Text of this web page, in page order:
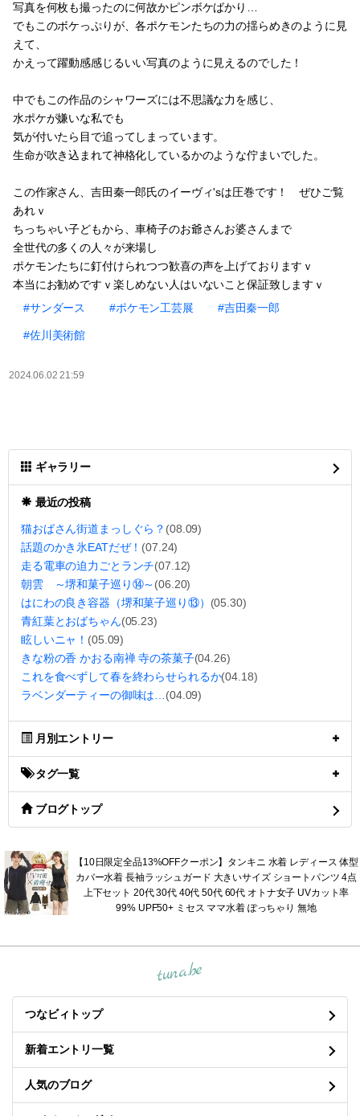
写真を何枚も撮ったのに何故かピンボケばかり…
でもこのボケっぷりが、各ポケモンたちの力の揺らめきのように見
えて、
かえって躍動感感じるいい写真のように見えるのでした！
中でもこの作品のシャワーズには不思議な力を感じ、
水ポケが嫌いな私でも
気が付いたら目で追ってしまっています。
生命が吹き込まれて神格化しているかのような佇まいでした。
この作家さん、吉田秦一郎氏のイーヴィ'sは圧巻です！ ぜひご覧
あれｖ
ちっちゃい子どもから、車椅子のお爺さんお婆さんまで
全世代の多くの人々が来場し
ポケモンたちに釘付けられつつ歓喜の声を上げておりますｖ
本当にお勧めですｖ楽しめない人はいないこと保証致しますｖ
#サンダース
#ポケモン工芸展 #吉田秦一郎
#佐川美術館
2024.06.02 21:59
ギャラリー
最近の投稿
猫おばさん街道まっしぐら？ (08.09)
話題のかき氷EATだぜ！ (07.24)
走る電車の迫力ごとランチ(07.12)
朝雲 ～堺和菓子巡り⑭～ (06.20)
はにわの良き容器（堺和菓子巡り⑬） (05.30)
青紅葉とおばちゃん(05.23)
眩しいニャ！ (05.09)
きな粉の香 かおる南禅 寺の茶菓子(04.26)
これを食べずして春を終わらせられるか(04.18)
ラベンダーティーの御味は…(04.09)
月別エントリー
タグ一覧
ブログトップ
【10日限定全品13%OFFクーポン】タンキニ 水着 レディース 体型
カバー水着 長袖ラッシュガード 大きいサイズ ショートパンツ 4点
上下セット 20代 30代 40代 50代 60代 オトナ女子 UVカット率
99% UPF50+ ミセス ママ水着 ぽっちゃり 無地
tuna.be
つなビィトップ
新着エントリ一覧
人気のブログ